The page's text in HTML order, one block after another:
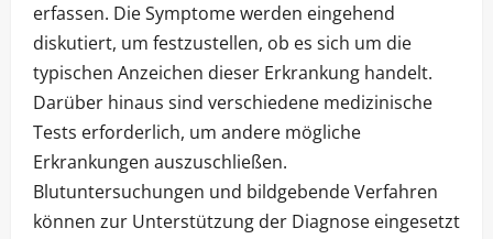
erfassen. Die Symptome werden eingehend
diskutiert, um festzustellen, ob es sich um die
typischen Anzeichen dieser Erkrankung handelt.
Darüber hinaus sind verschiedene medizinische
Tests erforderlich, um andere mögliche
Erkrankungen auszuschließen.
Blutuntersuchungen und bildgebende Verfahren
können zur Unterstützung der Diagnose eingesetzt